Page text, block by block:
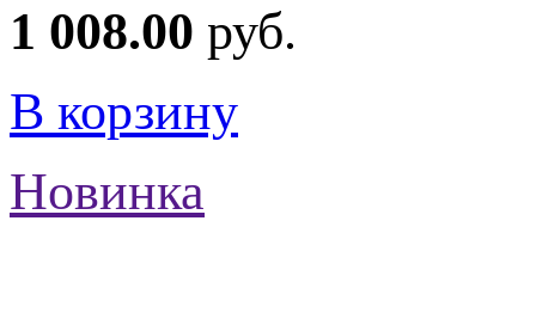
1 008.00 руб.
В корзину
Новинка